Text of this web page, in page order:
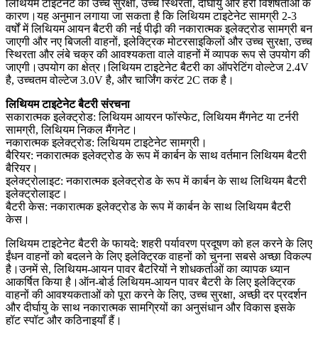
लिथियम टाइटेनेट की उच्च सुरक्षा, उच्च स्थिरता, दीर्घायु और हरी विशेषताओं के
कारण।यह अनुमान लगाया जा सकता है कि लिथियम टाइटेनेट सामग्री 2-3
वर्षों में लिथियम आयन बैटरी की नई पीढ़ी की नकारात्मक इलेक्ट्रोड सामग्री बन
जाएगी और नए बिजली वाहनों, इलेक्ट्रिक मोटरसाइकिलों और उच्च सुरक्षा, उच्च
स्थिरता और लंबे चक्र की आवश्यकता वाले वाहनों में व्यापक रूप से उपयोग की
जाएगी।उपयोग का क्षेत्र।लिथियम टाइटेनेट बैटरी का ऑपरेटिंग वोल्टेज 2.4V
है, उच्चतम वोल्टेज 3.0V है, और चार्जिंग करंट 2C तक है।
लिथियम टाइटेनेट बैटरी संरचना
सकारात्मक इलेक्ट्रोड: लिथियम आयरन फॉस्फेट, लिथियम मैंगनेट या टर्नरी
सामग्री, लिथियम निकल मैंगनेट।
नकारात्मक इलेक्ट्रोड: लिथियम टाइटेनेट सामग्री।
बैरियर: नकारात्मक इलेक्ट्रोड के रूप में कार्बन के साथ वर्तमान लिथियम बैटरी
बैरियर।
इलेक्ट्रोलाइट: नकारात्मक इलेक्ट्रोड के रूप में कार्बन के साथ लिथियम बैटरी
इलेक्ट्रोलाइट।
बैटरी केस: नकारात्मक इलेक्ट्रोड के रूप में कार्बन के साथ लिथियम बैटरी
केस।
लिथियम टाइटेनेट बैटरी के फायदे: शहरी पर्यावरण प्रदूषण को हल करने के लिए
ईंधन वाहनों को बदलने के लिए इलेक्ट्रिक वाहनों को चुनना सबसे अच्छा विकल्प
है।उनमें से, लिथियम-आयन पावर बैटरियों ने शोधकर्ताओं का व्यापक ध्यान
आकर्षित किया है।ऑन-बोर्ड लिथियम-आयन पावर बैटरी के लिए इलेक्ट्रिक
वाहनों की आवश्यकताओं को पूरा करने के लिए, उच्च सुरक्षा, अच्छी दर प्रदर्शन
और दीर्घायु के साथ नकारात्मक सामग्रियों का अनुसंधान और विकास इसके
हॉट स्पॉट और कठिनाइयाँ हैं।